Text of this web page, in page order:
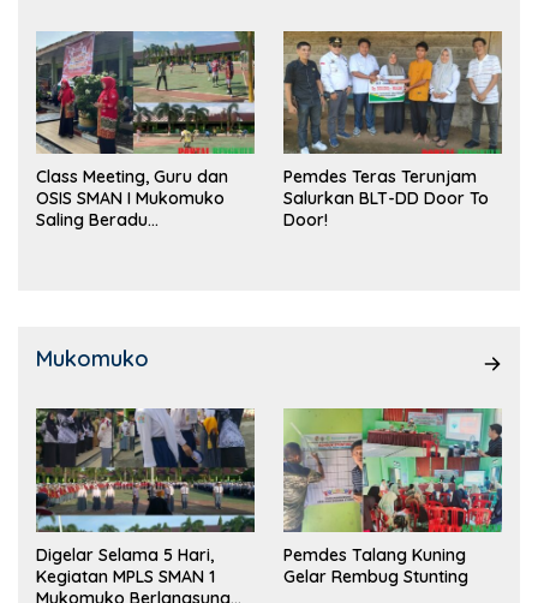
Class Meeting, Guru dan
OSIS SMAN I Mukomuko
Saling Beradu
Pemdes Teras Terunjam
Salurkan BLT-DD Door To
Door!
Mukomuko
Digelar Selama 5 Hari,
Kegiatan MPLS SMAN 1
Mukomuko Berlangsung
Pemdes Talang Kuning
Gelar Rembug Stunting